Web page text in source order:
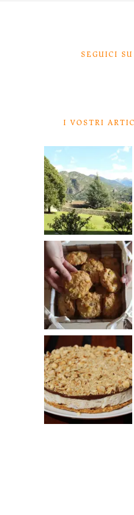
SEGUICI
I VOSTRI